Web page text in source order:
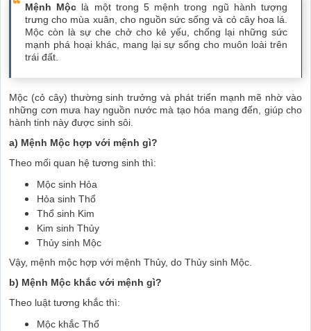
Mệnh Mộc là một trong 5 mệnh trong ngũ hành tượng
trưng cho mùa xuân, cho nguồn sức sống và cỏ cây hoa lá.
Mộc còn là sự che chở cho kẻ yếu, chống lại những sức
mạnh phá hoại khác, mang lại sự sống cho muôn loài trên
trái đất.
Mộc (cỏ cây) thường sinh trưởng và phát triển mạnh mẽ nhờ vào
những cơn mưa hay nguồn nước mà tạo hóa mang đến, giúp cho
hành tinh này được sinh sôi.
a) Mệnh Mộc hợp với mệnh gì?
Theo mối quan hệ tương sinh thì:
Mộc sinh Hỏa
Hỏa sinh Thổ
Thổ sinh Kim
Kim sinh Thủy
Thủy sinh Mộc
Vậy, mệnh mộc hợp với mệnh Thủy, do Thủy sinh Mộc.
b) Mệnh Mộc khắc với mệnh gì?
Theo luật tương khắc thì:
Mộc khắc Thổ